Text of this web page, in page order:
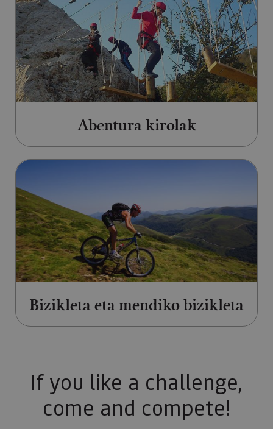
Abentura kirolak
Bizikleta eta mendiko bizikleta
Bizikleta eta mendiko bizikleta
If you like a challenge,
come and compete!